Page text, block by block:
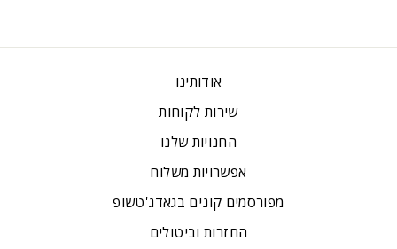
אודותינו
שירות לקוחות
החנויות שלנו
אפשרויות משלוח
מפורסמים קונים בגאדג'טשופ
החזרות וביטולים